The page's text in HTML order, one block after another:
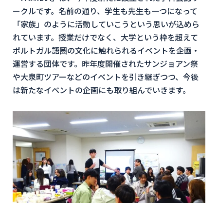
ークルです。名前の通り、学生も先生も一つになって
「家族」のように活動していこうという思いが込めら
れています。授業だけでなく、大学という枠を超えて
ポルトガル語圏の文化に触れられるイベントを企画・
運営する団体です。昨年度開催されたサンジョアン祭
や大泉町ツアーなどのイベントを引き継ぎつつ、今後
は新たなイベントの企画にも取り組んでいきます。